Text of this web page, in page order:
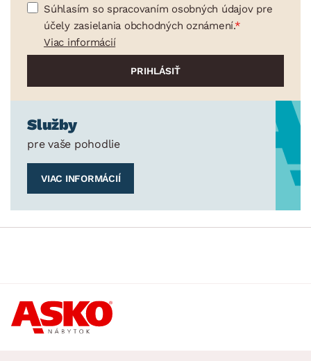
Súhlasím so spracovaním osobných údajov pre
účely zasielania obchodných oznámení.
Viac informácií
Služby
pre vaše pohodlie
VIAC INFORMÁCIÍ